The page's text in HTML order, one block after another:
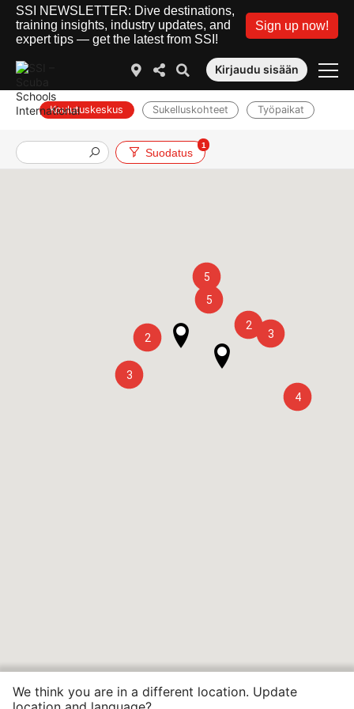
SSI NEWSLETTER: Dive destinations,
training insights, industry updates, and
expert tips — get the latest from SSI!
Sign up now!
Kirjaudu sisään
Koulutuskeskus Sukelluskohteet Työpaikat
Suodatus
1
5
5
2
3
2
3
4
We think you are in a different location. Update